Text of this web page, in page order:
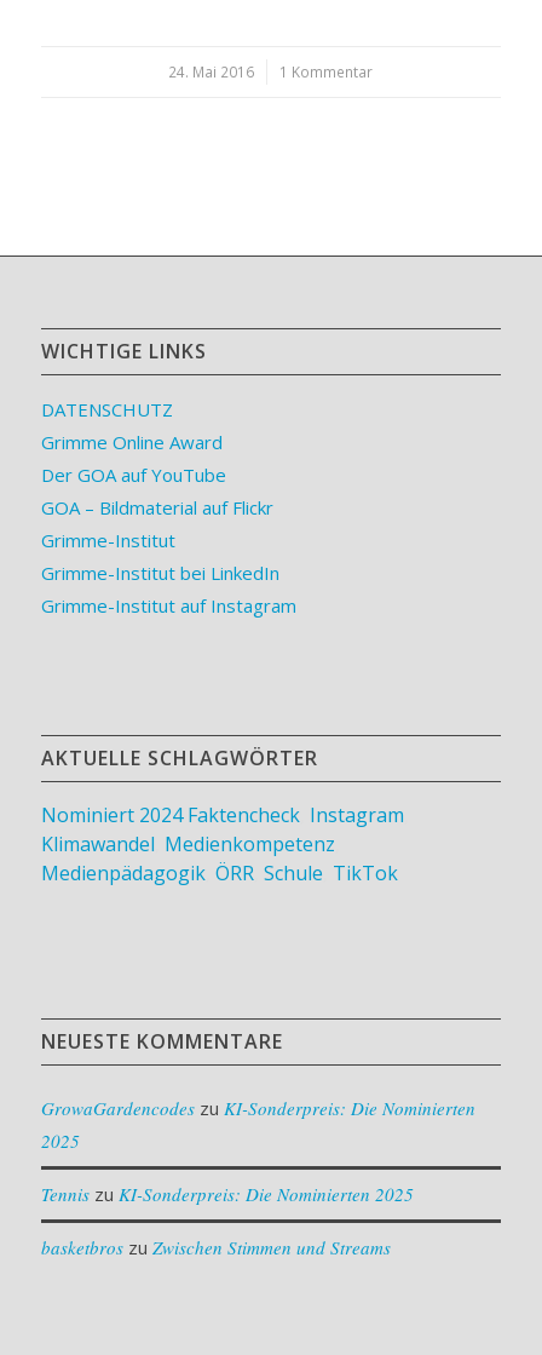
24. Mai 2016
/ 1 Kommentar
WICHTIGE LINKS
DATENSCHUTZ
Grimme Online Award
Der GOA auf YouTube
GOA – Bildmaterial auf Flickr
Grimme-Institut
Grimme-Institut bei LinkedIn
Grimme-Institut auf Instagram
AKTUELLE SCHLAGWÖRTER
Nominiert 2024 Faktencheck, Instagram
Klimawandel Medienkompetenz
Medienpädagogik, ÖRR, Schule TikTok
NEUESTE KOMMENTARE
GrowaGardencodeszu KI-Sonderpreis: Die Nominierten
2025
Tenniszu KI-Sonderpreis: Die Nominierten 2025
basketbroszu Zwischen Stimmen und Streams